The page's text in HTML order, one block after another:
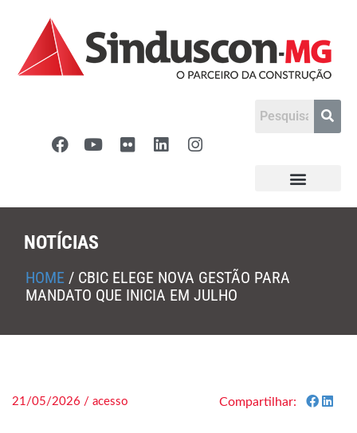
NOTÍCIAS
HOME / CBIC ELEGE NOVA GESTÃO PARA
MANDATO QUE INICIA EM JULHO
21/05/2026 / acesso Compartilhar: